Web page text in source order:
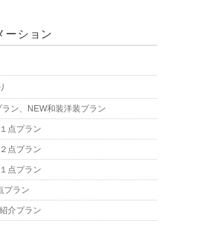
ーション
ラン、NEW和装洋装プラン
点プラン
点プラン
点プラン
プラン
介プラン